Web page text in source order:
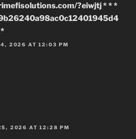
?eiwjtj * * *
2026 AT 12:03 PM
2026 AT 12:28 PM